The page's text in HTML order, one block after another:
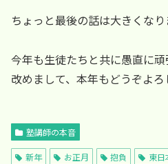
ちょっと最後の話は大きくな
今年も生徒たちと共に愚直に頑
改めまして、本年もどうぞよろ
塾講師の本音
新年 お正月 抱負 東日